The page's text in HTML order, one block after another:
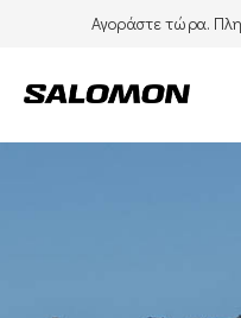
Αγοράστε τώρα.